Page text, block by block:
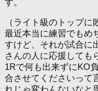
す。
（ライト級のトップに
最近本当に練習でもめ
すけど、それが試合に
さんの人に応援しても
1Rで何も出来ずにKO
合させてくださいって